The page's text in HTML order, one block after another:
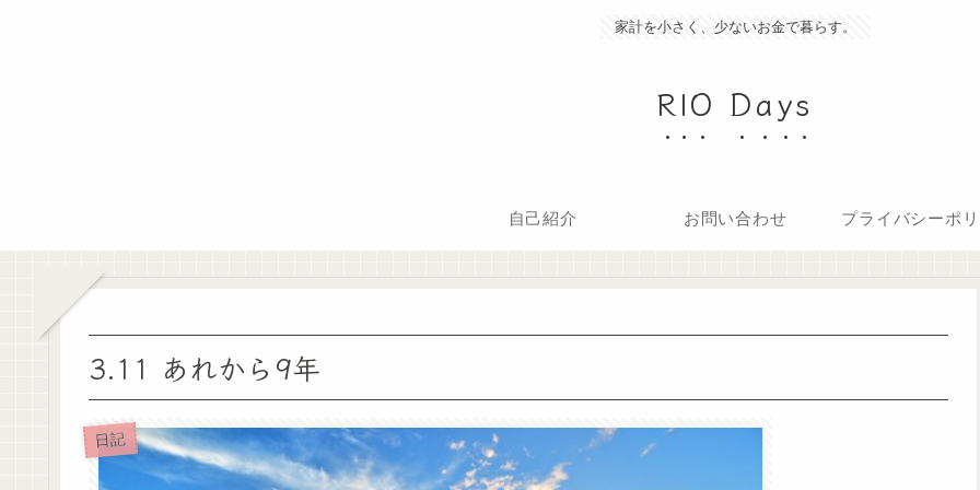
家計を小さく、少ないお金で暮らす。
RIO Days
自己紹介 お問い合わせ プライバシーポ
3.11 あれから9年
日記